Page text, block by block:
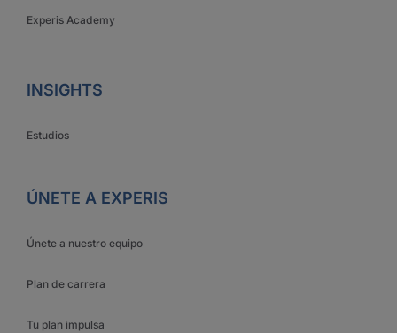
Experis Academy
INSIGHTS
Estudios
ÚNETE A EXPERIS
Únete a nuestro equipo
Plan de carrera
Tu plan impulsa